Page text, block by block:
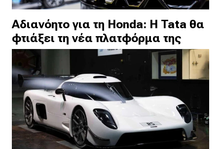
Αδιανόητο για τη Honda: Η Tata θα
φτιάξει τη νέα πλατφόρμα της